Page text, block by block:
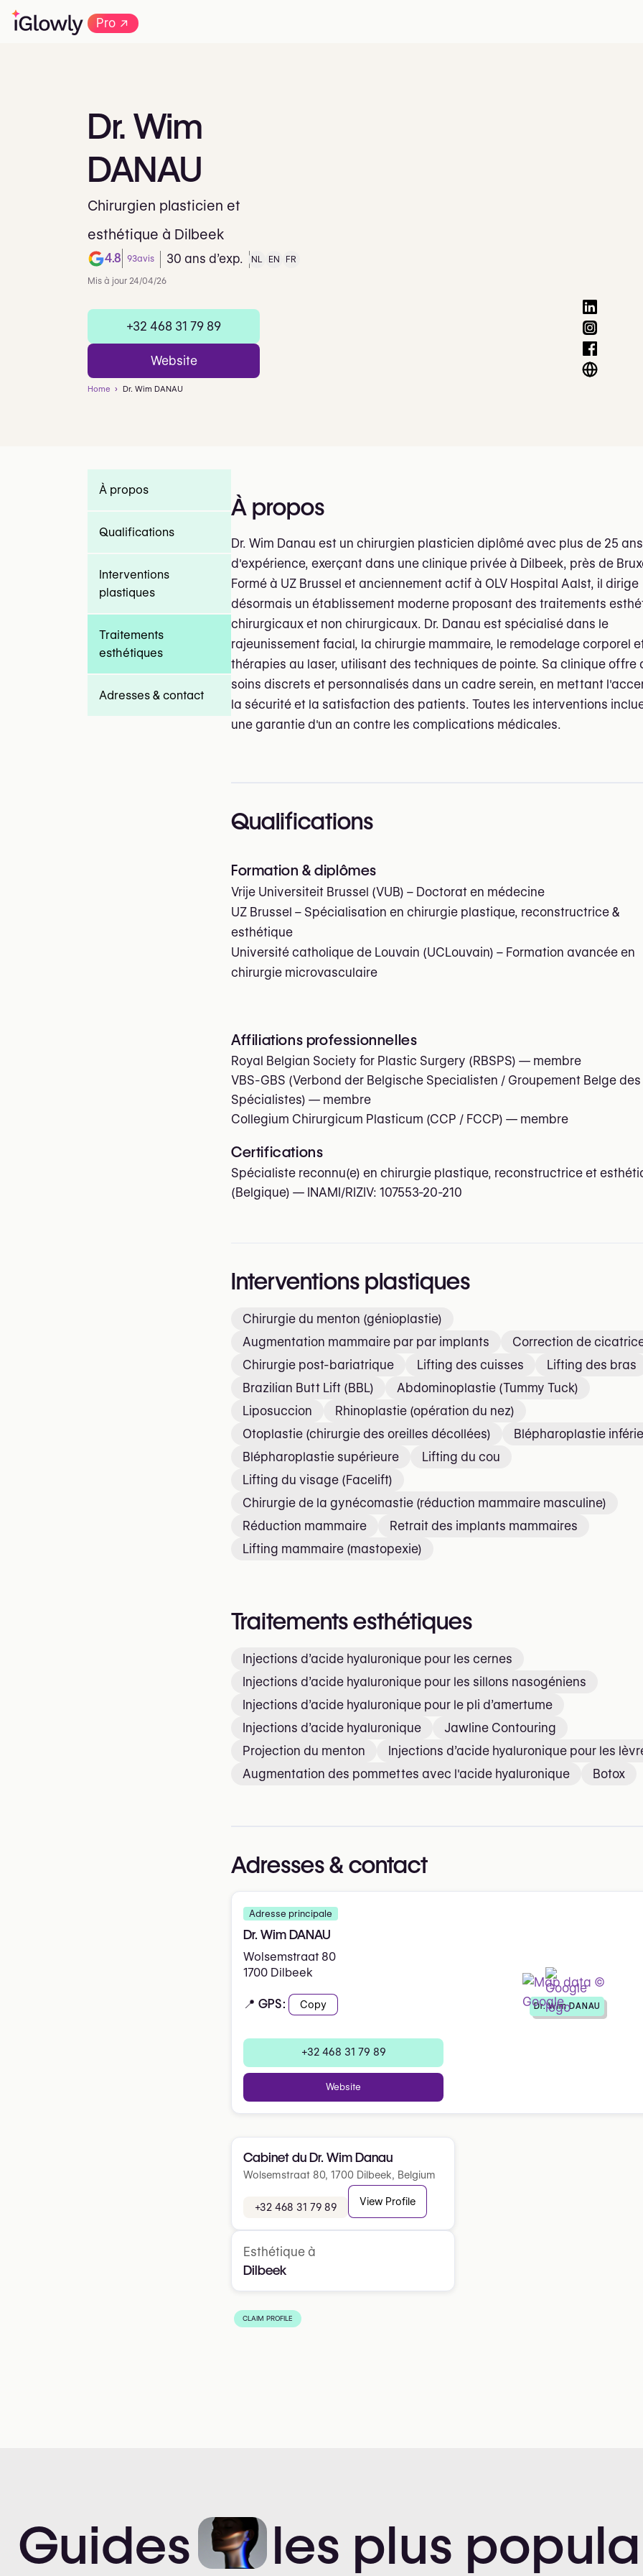
Pro→
Dr. Wim
DANAU
Chirurgien plasticien et
esthétique à Dilbeek
4.8 93avis
Note de 4.8 sur 5 sur Google
30 ans d’exp. NL EN
FR
Mis à jour 24/04/26
+32 468 31 79 89
Website
Home Dr. Wim DANAU
À propos
Qualifications
Interventions
plastiques
Traitements
esthétiques
Adresses & contact
À propos
Dr. Wim Danau est un chirurgien plasticien diplômé avec plus de 25 ans
d'expérience, exerçant dans une clinique privée à Dilbeek, près de
Formé à UZ Brussel et anciennement actif à OLV Hospital Aalst, il dirige
désormais un établissement moderne proposant des traitements
chirurgicaux et non chirurgicaux. Dr. Danau est spécialisé dans le
rajeunissement facial, la chirurgie mammaire, le remodelage corporel
thérapies au laser, utilisant des techniques de pointe. Sa clinique offre
soins discrets et personnalisés dans un cadre serein, en mettant
la sécurité et la satisfaction des patients. Toutes les interventions
une garantie d'un an contre les complications médicales.
Qualifications
Formation & diplômes
Vrije Universiteit Brussel (VUB) – Doctorat en médecine
UZ Brussel – Spécialisation en chirurgie plastique, reconstructrice &
esthétique
Université catholique de Louvain (UCLouvain) – Formation avancée en
chirurgie microvasculaire
Affiliations professionnelles
Royal Belgian Society for Plastic Surgery (RBSPS) — membre
VBS-GBS (Verbond der Belgische Specialisten / Groupement Belge des
Spécialistes) — membre
Collegium Chirurgicum Plasticum (CCP / FCCP) — membre
Certifications
Spécialiste reconnu(e) en chirurgie plastique, reconstructrice et
(Belgique) — INAMI/RIZIV: 107553-20-210
Interventions plastiques
Chirurgie du menton (génioplastie)
Augmentation mammaire par par implants
Correction de
Chirurgie post-bariatrique
Lifting des cuisses
Lifting des bras
Brazilian Butt Lift (BBL)
Abdominoplastie (Tummy Tuck)
Liposuccion
Rhinoplastie (opération du nez)
Otoplastie (chirurgie des oreilles décollées)
Blépharoplastie
Blépharoplastie supérieure
Lifting du cou
Lifting du visage (Facelift)
Chirurgie de la gynécomastie (réduction mammaire masculine)
Réduction mammaire
Retrait des implants mammaires
Lifting mammaire (mastopexie)
Traitements esthétiques
Injections d’acide hyaluronique pour les cernes
Injections d’acide hyaluronique pour les sillons nasogéniens
Injections d’acide hyaluronique pour le pli d’amertume
Injections d’acide hyaluronique
Jawline Contouring
Projection du menton
Injections d’acide hyaluronique pour les
Augmentation des pommettes avec l'acide hyaluronique
Botox
Adresses & contact
Adresse principale
Dr. Wim DANAU
Wolsemstraat 80
1700 Dilbeek
📍 GPS: Copy
+32 468 31 79 89
Website
Dr. Wim DANAU
Cabinet du Dr. Wim Danau
Wolsemstraat 80, 1700 Dilbeek, Belgium
+32 468 31 79 89 View Profile
Esthétique à
Dilbeek
CLAIM PROFILE
Guides les plus